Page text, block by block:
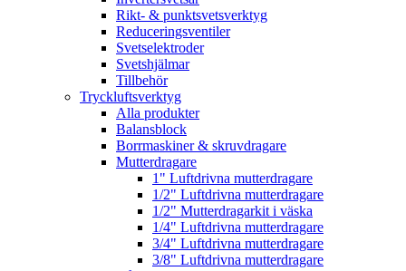
Rikt- & punktsvetsverktyg
Reduceringsventiler
Svetselektroder
Svetshjälmar
Tillbehör
Tryckluftsverktyg
Alla produkter
Balansblock
Borrmaskiner & skruvdragare
Mutterdragare
1" Luftdrivna mutterdragare
1/2" Luftdrivna mutterdragare
1/2" Mutterdragarkit i väska
1/4" Luftdrivna mutterdragare
3/4" Luftdrivna mutterdragare
3/8" Luftdrivna mutterdragare